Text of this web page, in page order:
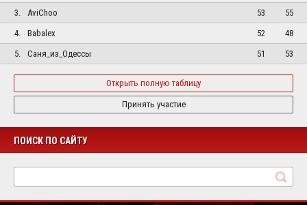
3.
AviChoo 53
55
4.
Babalex 52
48
5.
Саня_из_Одессы 51 53
Открыть полную таблицу
Принять участие
ПОИСК ПО САЙТУ